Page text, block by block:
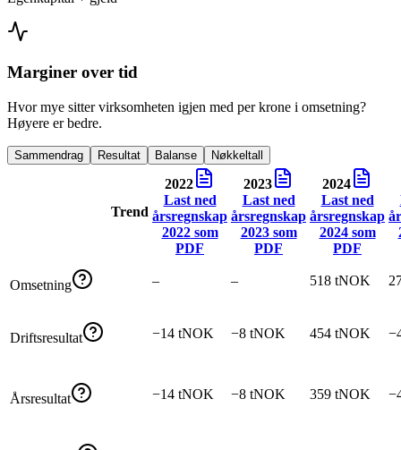
Marginer over tid
Hvor mye sitter virksomheten igjen med per krone i omsetning?
Høyere er bedre.
Sammendrag Resultat Balanse Nøkkeltall
Trend
2022
Last ned
årsregnskap
2022som
PDF
2023
Last ned
årsregnskap
2023som
PDF
2024
Last ned
årsregnskap
2024som
PDF
Omsetning – – 518 tNOK
Driftsresultat −14 tNOK −8 tNOK 454 tNOK
Årsresultat −14 tNOK −8 tNOK 359 tNOK